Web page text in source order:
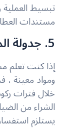
تبسيط
مستندات
5. جدولة المشتريات
إذا كنت تعلم
ومواد معينة
خلال فترات
الشراء من
يستلزم